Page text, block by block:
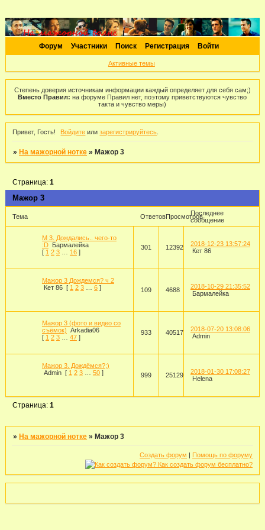
Форум Участники Поиск Регистрация Войти
Активные темы
Степень доверия источникам информации каждый определяет для себя сам;)
Вместо Правил: на форуме Правил нет, поэтому приветствуются чувство
такта и чувство меры)
Привет, Гость! Войдите илизарегистрируйтесь
» На мажорной нотке » Мажор 3
Мажор 3
Страница:1
Тема ОтветовПросмотровПоследнее
сообщение
М 3. Дождались.. чего-то
:D Бармалейка
[ 1 2 3 16 ]
301 12392
2018-12-23 13:57:24
Кет 86
Мажор 3 Дождемся? ч 2
Кет 86 [ 1 2 3 6 ] 109 4688
2018-10-29 21:35:52
Бармалейка
Мажор 3 (фото и видео со
съёмок) Arkadia06
[ 1 2 3 47 ]
933 40517
2018-07-20 13:08:06
Admin
Мажор 3. Дождёмся?;)
Admin [ 1 2 3 50 ] 999 25129
2018-01-30 17:08:27
Helena
Страница:1
»На мажорной нотке »Мажор 3
Создать форум | Помощь по форуму